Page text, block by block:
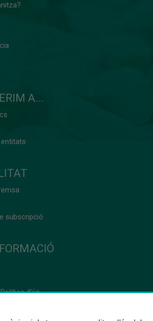
A...
subscripció
d’ús